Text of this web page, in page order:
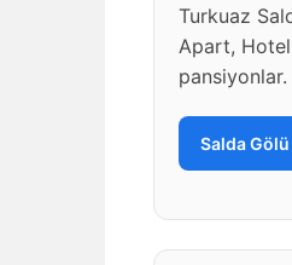
Turkuaz
Apart,
pansiyonlar.
Salda